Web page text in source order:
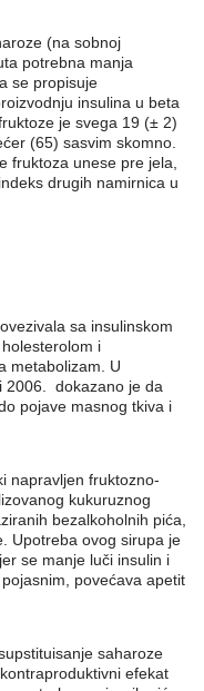
(na sobnoj
potrebna manja
se propisuje
insulina u beta
je svega 19 (± 2)
(65) sasvim skomno.
fruktoza unese pre jela,
drugih namirnica u
sa insulinskom
i
metabolizam. U
2006. dokazano je da
pojave masnog tkiva i
napravljen fruktozno-
kukuruznog
bezalkoholnih pića,
Upotreba ovog sirupa je
se manje luči insulin i
povećava apetit
saharoze
efekat